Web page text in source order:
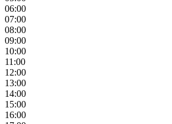
06:00
07:00
08:00
09:00
10:00
11:00
12:00
13:00
14:00
15:00
16:00